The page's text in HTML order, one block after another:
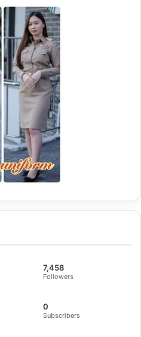
7,458
Followers
0
Subscribers